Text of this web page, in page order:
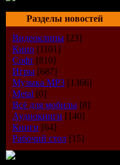
Разделы новостей
Видеоклипы [23]
Кино [1101]
Софт [810]
Игры [687]
Музыка МР3 [1366]
Metal [0]
Всё для мобилы [8]
Аудиокниги [140]
Книги [64]
Рабочий стол [15]